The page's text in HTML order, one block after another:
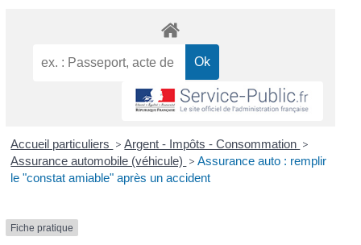
Accueil particuliers > Argent - Impôts - Consommation >
Assurance automobile (véhicule) > Assurance auto : remplir
le "constat amiable" après un accident
Fiche pratique